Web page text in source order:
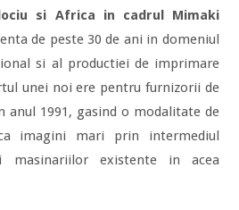
si Africa in cadrul Mimaki
de peste 30 de ani in domeniul
si al productiei de imprimare
unei noi ere pentru furnizorii de
anul 1991, gasind o modalitate de
imagini mari prin intermediul
masinariilor existente in acea